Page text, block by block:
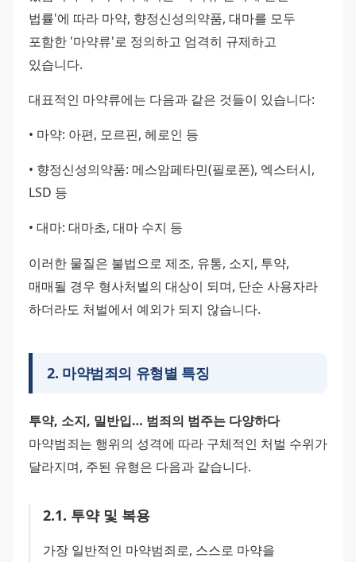
법률'에 따라 마약, 향정신성의약품, 대마를 모두
포함한 '마약류'로 정의하고 엄격히 규제하고
있습니다.
대표적인 마약류에는 다음과 같은 것들이 있습니다:
• 마약: 아편, 모르핀, 헤로인 등
• 향정신성의약품: 메스암페타민(필로폰), 엑스터시,
LSD 등
• 대마: 대마초, 대마 수지 등
이러한 물질은 불법으로 제조, 유통, 소지, 투약,
매매될 경우 형사처벌의 대상이 되며, 단순 사용자라
하더라도 처벌에서 예외가 되지 않습니다.
2. 마약범죄의 유형별 특징
투약, 소지, 밀반입… 범죄의 범주는 다양하다
마약범죄는 행위의 성격에 따라 구체적인 처벌 수위가
달라지며, 주된 유형은 다음과 같습니다.
2.1. 투약 및 복용
가장 일반적인 마약범죄로, 스스로 마약을